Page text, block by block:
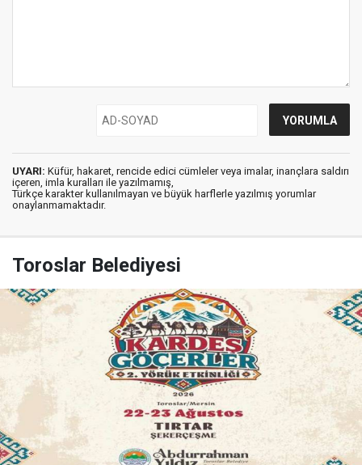
UYARI: Küfür, hakaret, rencide edici cümleler veya imalar, inançlara saldırı
içeren, imla kuralları ile yazılmamış,
Türkçe karakter kullanılmayan ve büyük harflerle yazılmış yorumlar
onaylanmamaktadır.
Toroslar Belediyesi